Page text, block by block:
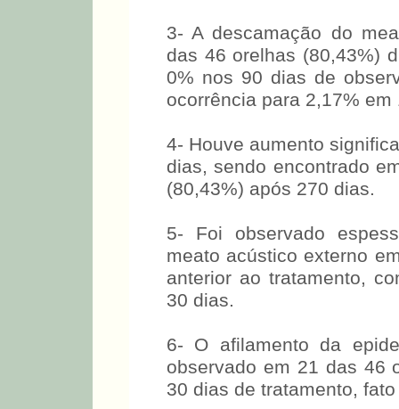
3- A descamação do
das 46 orelhas (80,43%)
0% nos 90 dias de
ocorrência para 2,17%
4- Houve aumento
dias, sendo encontrado
(80,43%) após 270 dias.
5- Foi observado
meato acústico externo
anterior ao tratamento,
30 dias.
6- O afilamento da
observado em 21 das 46
30 dias de tratamento,